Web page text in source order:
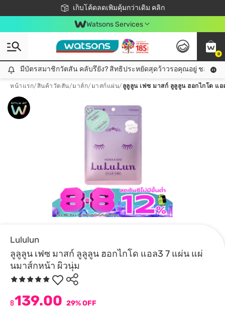
เก็บโค้ดลดเพิ่มคุ้มกว่าเดิม คลิก
ชอปออนไลน์ครั้งแรก ลดเพิ่มจุก ๆ 10%! 🎉
📦ส่งฟรี! เมื่อชอป 499฿
สมาชิกวัตสัน คลับดียังไง?
Watsons Services
0
มีบัตรสมาชิกวัตสัน คลับรึยัง? สิทธิประหยัดสุดว้าวรอคุณอยู่ ชอปคุ้มกว่าเดิม คลิก!
มีบัตรสมาชิกวัตสัน คลับรึยัง? สิทธิประหยัดสุดว้าวรอคุณอยู่ ชอปคุ้มก
หน้าแรก/สินค้าวัตสัน/มาส์ก/มาสก์แผ่น/ ลูลูลูน เฟซ มาสก์ ลูลูลูน ฮอกไกโด แ
Lululun
ลูลูลูน เฟซ มาสก์ ลูลูลูน ฮอกไกโด แอล3 7 แผ่น แผ่
นมาส์กหน้า ผิวนุ่ม
฿139.00 29% OFF